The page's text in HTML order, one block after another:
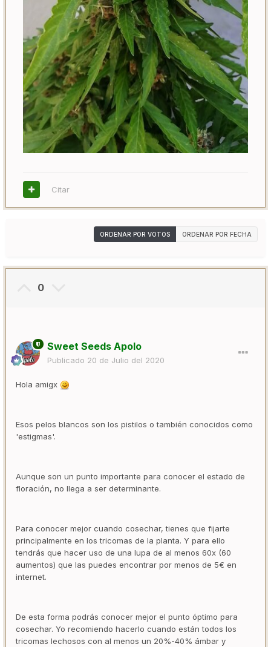
Citar
ORDENAR POR VOTOS ORDENAR POR FECHA
0
Sweet Seeds Apolo
Publicado 20 de Julio del 2020
Hola amigx
Esos pelos blancos son los pistilos o también conocidos como
'estigmas'.
Aunque son un punto importante para conocer el estado de
floración, no llega a ser determinante.
Para conocer mejor cuando cosechar, tienes que fijarte
principalmente en los tricomas de la planta. Y para ello
tendrás que hacer uso de una lupa de al menos 60x (60
aumentos) que las puedes encontrar por menos de 5€ en
internet.
De esta forma podrás conocer mejor el punto óptimo para
cosechar. Yo recomiendo hacerlo cuando están todos los
tricomas lechosos con al menos un 20%-40% ámbar y